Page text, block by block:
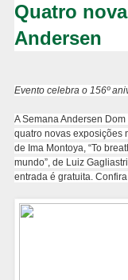
Quatro
Andersen
Evento celebra o 156º
A Semana Andersen
quatro novas exposições
de Ima Montoya, “To
mundo”, de Luiz
entrada é gratuita.